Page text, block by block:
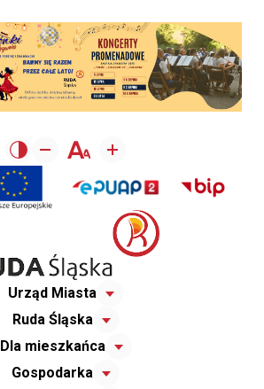
Urząd Miasta
Ruda Śląska
Dla mieszkańca
Gospodarka